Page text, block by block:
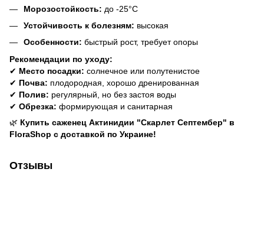
Морозостойкость: до -25°C
Устойчивость к болезням: высокая
Особенности: быстрый рост, требует опоры
Рекомендации по уходу:
✔ Место посадки: солнечное или полутенистое
✔ Почва: плодородная, хорошо дренированная
✔ Полив: регулярный, но без застоя воды
✔ Обрезка: формирующая и санитарная
🌿 Купить саженец Актинидии "Скарлет Септембер" в
FloraShop с доставкой по Украине!
Отзывы